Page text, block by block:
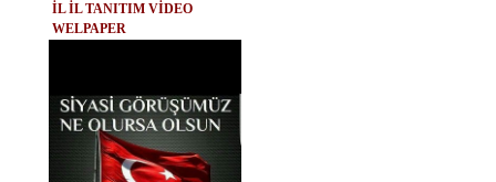
İL İL TANITIM VİDEO
WELPAPER